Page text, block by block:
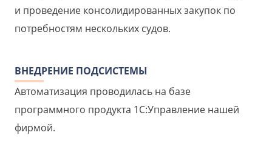
и проведение консолидированных закупок по
потребностям нескольких судов.
ВНЕДРЕНИЕ ПОДСИСТЕМЫ
Автоматизация проводилась на базе
программного продукта 1С:Управление нашей
фирмой.